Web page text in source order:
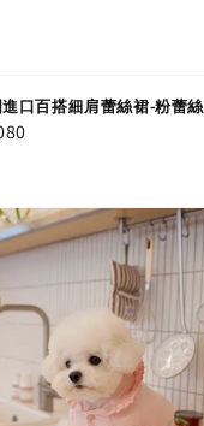
進口百搭細肩蕾絲裙-粉蕾絲